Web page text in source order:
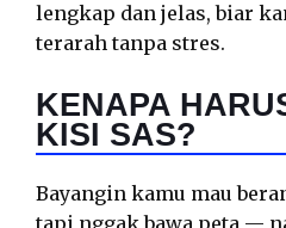
lengkap dan jelas, biar
terarah tanpa stres.
KENAPA
KISI SAS?
Bayangin kamu mau
tapi nggak bawa peta —